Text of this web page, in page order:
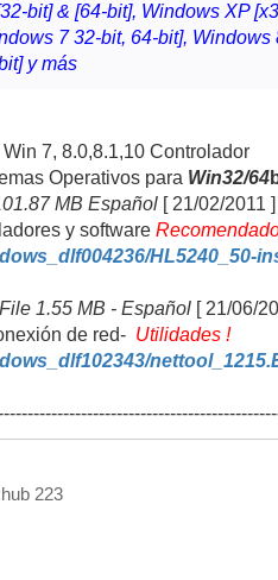
bit] & [64-bit], Windows XP
7 32-bit, 64-bit], Windows
y más
7, 8.0,8.1,10 Controlador
Operativos para Win32/64
MB Español [ 21/02/2011
y software
HL5240_50-
1.55 MB - Español [ 21/06/
de red- Utilidades !
223